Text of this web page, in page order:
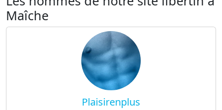
Maîche
Plaisirenplus